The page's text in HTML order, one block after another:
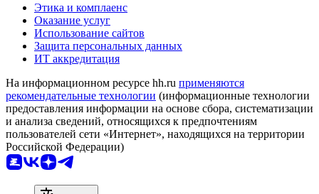
Этика и комплаенс
Оказание услуг
Использование сайтов
Защита персональных данных
ИТ аккредитация
На информационном ресурсе hh.ru применяются
рекомендательные технологии (информационные технологии
предоставления информации на основе сбора, систематизации
и анализа сведений, относящихся к предпочтениям
пользователей сети «Интернет», находящихся на территории
Российской Федерации)